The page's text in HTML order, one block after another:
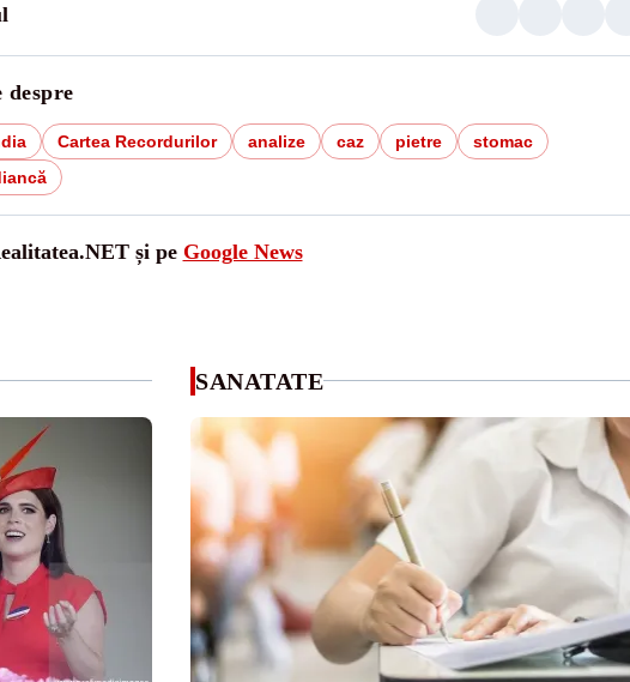
Cartea Recordurilor analize caz pietre
stomac
și pe Google News
SANATATE